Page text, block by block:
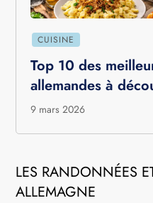
CUISINE
Top 10 des
allemandes à
9 mars 2026
LES RANDONNÉES
ALLEMAGNE